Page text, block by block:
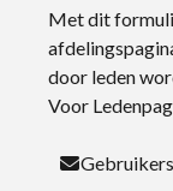
Met dit
door leden
Voor